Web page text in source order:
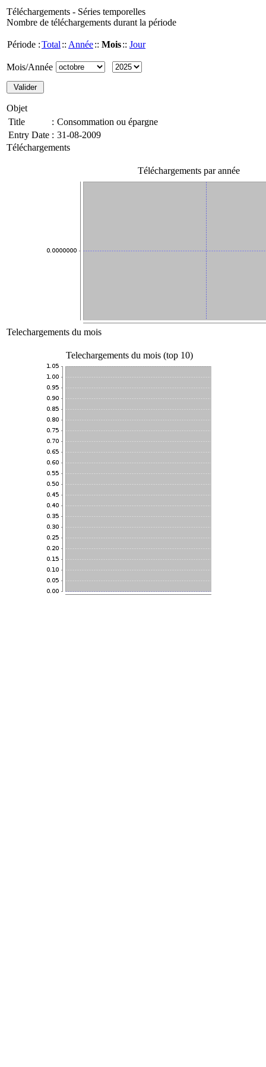
Téléchargements - Séries temporelles
Nombre de téléchargements durant la période
Période :Total :: Année:: Mois:: Jour
Mois/Année
Objet
Title
: Consommation ou épargne
Entry Date : 31-08-2009
Téléchargements
Téléchargements par année
Telechargements du mois
Telechargements du mois (top 10)